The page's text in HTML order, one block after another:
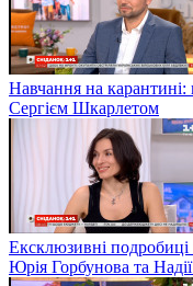
Навчання на карантині:
Сергієм Шкарлетом
Ексклюзивні
Юрія Горбунова та